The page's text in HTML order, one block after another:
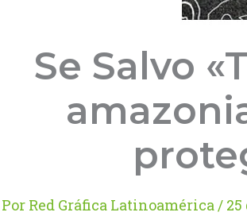
Se Salvo
Por Red Gráfica Latinoamérica/ 25